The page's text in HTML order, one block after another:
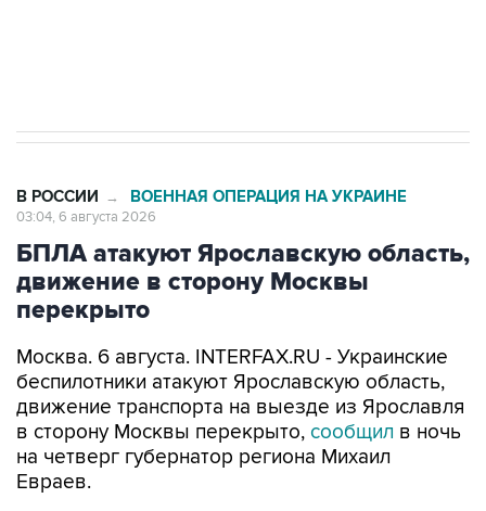
В РОССИИ → ВОЕННАЯ ОПЕРАЦИЯ НА УКРАИНЕ
03:04, 6 августа 2026
БПЛА атакуют Ярославскую область,
движение в сторону Москвы
перекрыто
Москва. 6 августа. INTERFAX.RU - Украинские
беспилотники атакуют Ярославскую область,
движение транспорта на выезде из Ярославля
в сторону Москвы перекрыто, сообщил в ночь
на четверг губернатор региона Михаил
Евраев.